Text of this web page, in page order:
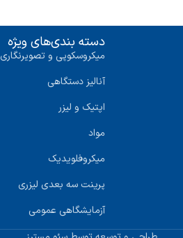
دسته بندی‌های ویژه
میکروسکوپی و تصویرنگاری
آنالیز دستگاهی
اپتیک و لیزر
مواد
میکروفلویدیک
پرینت سه‌ بعدی لیزری
آزمایشگاهی عمومی